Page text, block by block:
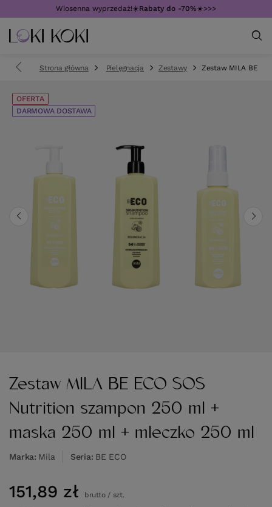
Wiosenna wyprzedaż!☀️Rabaty do -70%☀️>>>
Strona główna Pielęgnacja Zestawy Zestaw MILA BE
OFERTA
DARMOWA DOSTAWA
Zestaw MILA BE ECO SOS
Nutrition szampon 250 ml +
maska 250 ml + mleczko 250 ml
Marka Mila Seria BE ECO
151,89 zł brutto/ szt.